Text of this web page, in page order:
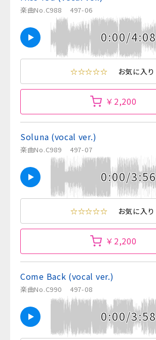
楽曲No.C988 497-06
0:00/4:08
☆☆☆☆☆ お気に入り
￥2,200
Soluna (vocal ver.)
楽曲No.C989 497-07
0:00/3:56
☆☆☆☆☆ お気に入り
￥2,200
Come Back (vocal ver.)
楽曲No.C990 497-08
0:00/3:58